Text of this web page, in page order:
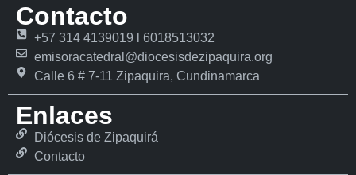
Contacto
+57 314 4139019 l 6018513032
emisoracatedral@diocesisdezipaquira.org
Calle 6 # 7-11 Zipaquira, Cundinamarca
Enlaces
Diócesis de Zipaquirá
Contacto